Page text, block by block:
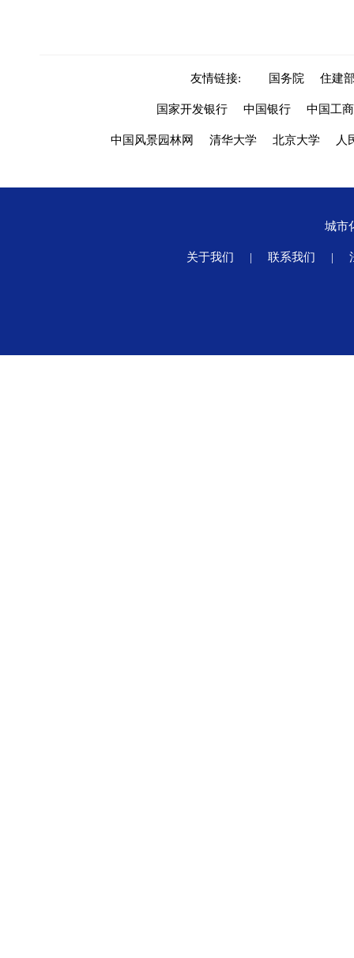
友情链接: 国务院 住建
国家开发银行 中国银行 中国工
中国风景园林网 清华大学 北京大学 人
城市
关于我们 | 联系我们 |